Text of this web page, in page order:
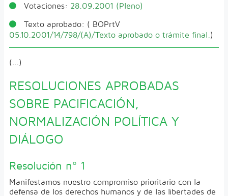
Votaciones: 28.09.2001 (Pleno)
Texto aprobado: ( BOPrtV
05.10.2001/14/798/(A)/Texto aprobado o trámite final. )
(...)
RESOLUCIONES APROBADAS
SOBRE PACIFICACIÓN,
NORMALIZACIÓN POLÍTICA Y
DIÁLOGO
Resolución nº 1
Manifestamos nuestro compromiso prioritario con la
defensa de los derechos humanos y de las libertades de